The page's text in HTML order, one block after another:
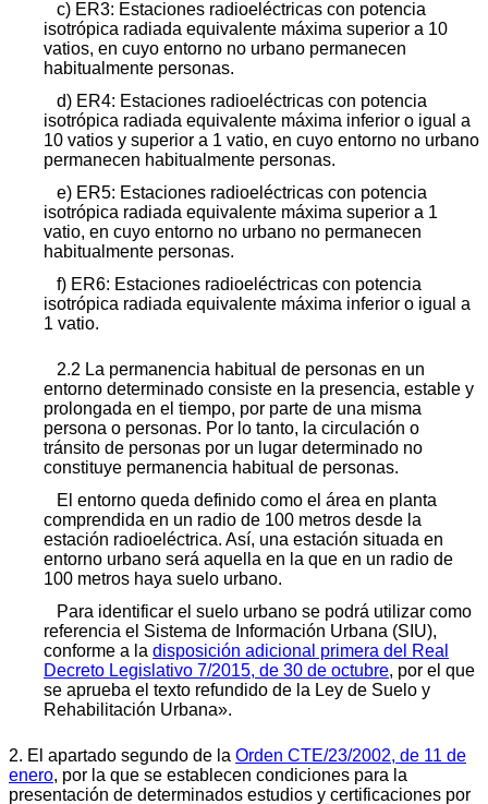
c) ER3: Estaciones radioeléctricas con potencia
isotrópica radiada equivalente máxima superior a 10
vatios, en cuyo entorno no urbano permanecen
habitualmente personas.
d) ER4: Estaciones radioeléctricas con potencia
isotrópica radiada equivalente máxima inferior o igual a
10 vatios y superior a 1 vatio, en cuyo entorno no urbano
permanecen habitualmente personas.
e) ER5: Estaciones radioeléctricas con potencia
isotrópica radiada equivalente máxima superior a 1
vatio, en cuyo entorno no urbano no permanecen
habitualmente personas.
f) ER6: Estaciones radioeléctricas con potencia
isotrópica radiada equivalente máxima inferior o igual a
1 vatio.
2.2 La permanencia habitual de personas en un
entorno determinado consiste en la presencia, estable y
prolongada en el tiempo, por parte de una misma
persona o personas. Por lo tanto, la circulación o
tránsito de personas por un lugar determinado no
constituye permanencia habitual de personas.
El entorno queda definido como el área en planta
comprendida en un radio de 100 metros desde la
estación radioeléctrica. Así, una estación situada en
entorno urbano será aquella en la que en un radio de
100 metros haya suelo urbano.
Para identificar el suelo urbano se podrá utilizar como
referencia el Sistema de Información Urbana (SIU),
conforme a la disposición adicional primera del Real
Decreto Legislativo 7/2015, de 30 de octubre, por el que
se aprueba el texto refundido de la Ley de Suelo y
Rehabilitación Urbana».
2. El apartado segundo de la Orden CTE/23/2002, de 11 de
enero, por la que se establecen condiciones para la
presentación de determinados estudios y certificaciones por